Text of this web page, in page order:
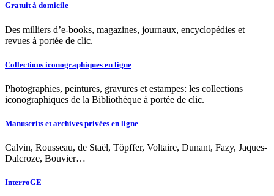
Gratuit à domicile
Des milliers d’e-books, magazines, journaux, encyclopédies et
revues à portée de clic.
Collections iconographiques en ligne
Photographies, peintures, gravures et estampes: les collections
iconographiques de la Bibliothèque à portée de clic.
Manuscrits et archives privées en ligne
Calvin, Rousseau, de Staël, Töpffer, Voltaire, Dunant, Fazy, Jaques-
Dalcroze, Bouvier…
InterroGE